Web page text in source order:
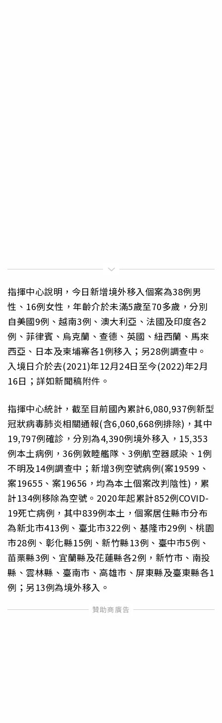
指揮中心說明，今日新增境外移入個案為38例男
性、16例女性，年齡介於未滿5歲至70多歲，分別
自美國9例、越南3例、澳大利亞、法國及印度各2
例、菲律賓、烏克蘭、查德、英國、紐西蘭、馬來
西亞、日本及柬埔寨各1例移入；另28例調查中。
入境日介於去(2021)年12月24日至今(2022)年2月
16日；詳如新聞稿附件。
指揮中心統計，截至目前國內累計6,080,937例新型
冠狀病毒肺炎相關通報(含6,060,668例排除)，其中
19,797例確診，分別為4,390例境外移入，15,353
例本土病例，36例敦睦艦隊、3例航空器感染、1例
不明及14例調查中；新增3例空號病例(案19599、
案19655、案19656，均為本土個案改判陰性)，累
計134例移除為空號。2020年起累計852例COVID-
19死亡病例，其中839例本土，個案居住縣市分布
為新北市413例、臺北市322例、基隆市29例、桃園
市28例、彰化縣15例、新竹縣13例、臺中市5例、
苗栗縣3例、宜蘭縣及花蓮縣各2例，新竹市、南投
縣、雲林縣、臺南市、高雄市、屏東縣及臺東縣各1
例；另13例為境外移入。